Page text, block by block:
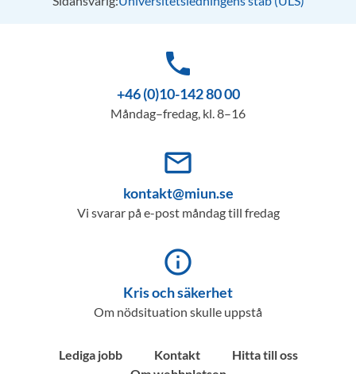
phone
+46 (0)10-142 80 00
Måndag–fredag, kl. 8–16
mail_outline
kontakt@miun.se
Vi svarar på e-post måndag till fredag
info_outline
Kris och säkerhet
Om nödsituation skulle uppstå
Lediga jobb Kontakt
Hitta till oss